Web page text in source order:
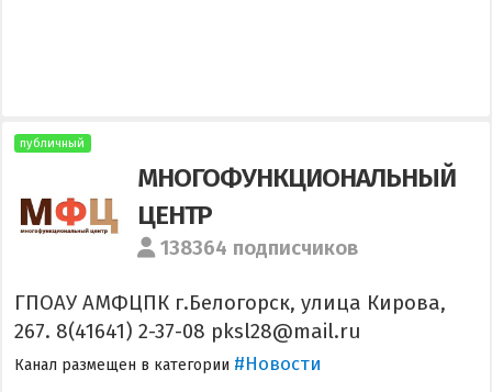
публичный
МНОГОФУНКЦИОНАЛЬНЫЙ
ЦЕНТР
138364 подписчиков
ГПОАУ АМФЦПК г.Белогорск, улица Кирова,
267. 8(41641) 2-37-08 pksl28@mail.ru
Канал размещен в категории #Новости